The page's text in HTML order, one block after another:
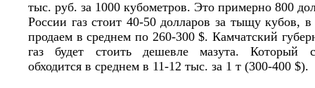
тыс. руб. за 1000 кубометров. Это примерно 800
России газ стоит 40-50 долларов за тыщу кубов,
продаем в среднем по 260-300 $. Камчатский
газ будет стоить дешевле мазута. Который
обходится в среднем в 11-12 тыс. за 1 т (300-400 $).